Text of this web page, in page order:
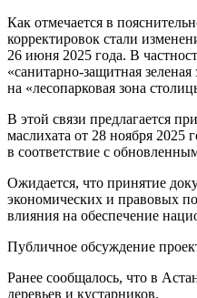
Как отмечается в
корректировок стали
26 июня 2025 года. В
«санитарно-защитная
на «лесопарковая зона
В этой связи предлагается
маслихата от 28 ноября 2025
в соответствие с
Ожидается, что принятие
экономических и правовых
влияния на обеспечение
Публичное обсуждение
Ранее сообщалось, что в
деревьев и кустарников.